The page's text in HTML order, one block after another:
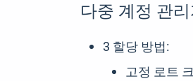
다중 계정 관리
3 할당 방법:
고정 로트